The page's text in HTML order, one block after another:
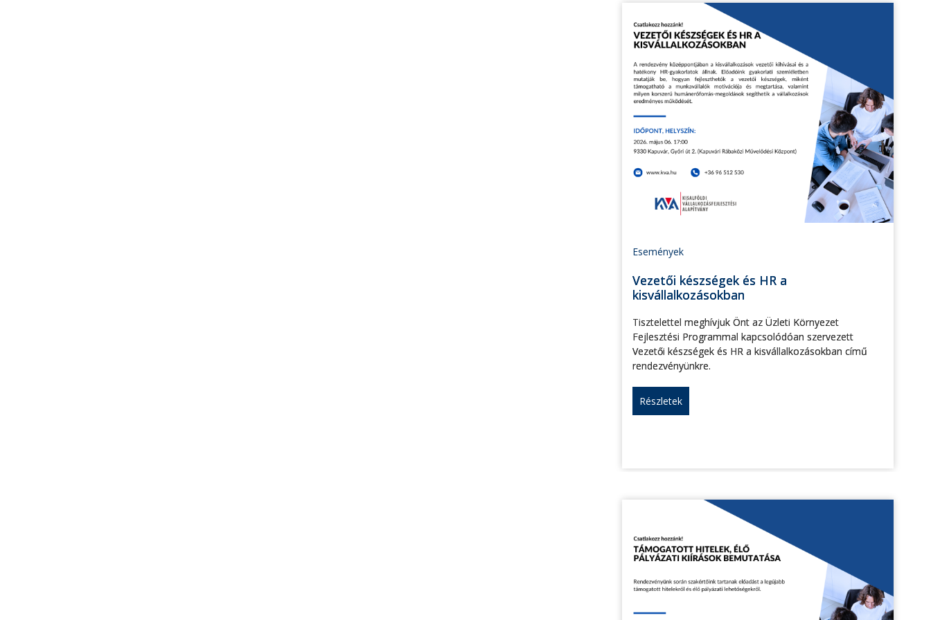
Események
Vezetői készségek és HR a
kisvállalkozásokban
Tisztelettel meghívjuk Önt az Üzleti Környezet
Fejlesztési Programmal kapcsolódóan szervezett
Vezetői készségek és HR a kisvállalkozásokban című
rendezvényünkre.
Részletek